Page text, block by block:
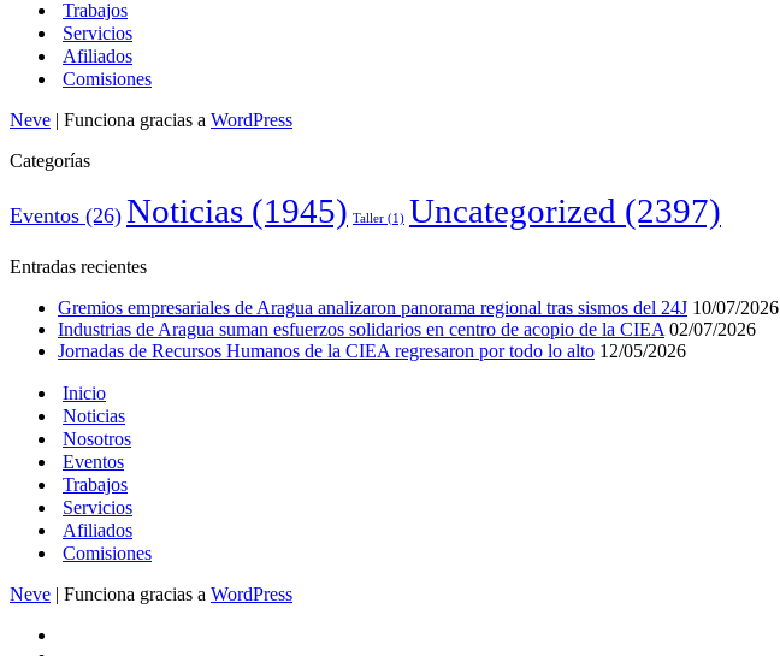
Trabajos
Servicios
Afiliados
Comisiones
Neve | Funciona gracias a WordPress
Categorías
Eventos (26) Noticias (1945) Taller (1) Uncategorized (2397)
Entradas recientes
Gremios empresariales de Aragua analizaron panorama regional tras sismos del 24J 10/07/2026
Industrias de Aragua suman esfuerzos solidarios en centro de acopio de la CIEA 02/07/2026
Jornadas de Recursos Humanos de la CIEA regresaron por todo lo alto 12/05/2026
Inicio
Noticias
Nosotros
Eventos
Trabajos
Servicios
Afiliados
Comisiones
Neve | Funciona gracias a WordPress